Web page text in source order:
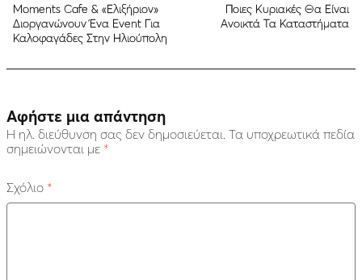
Μoments Cafe & «Ελιξήριον»
Διοργανώνουν Ένα Event Για
Καλοφαγάδες Στην Ηλιούπολη
Ποιες Κυριακές Θα Είναι
Ανοικτά Τα Καταστήματα
Αφήστε μια απάντηση
Η ηλ. διεύθυνση σας δεν δημοσιεύεται. Τα υποχρεωτικά πεδία
σημειώνονται με *
Σχόλιο *